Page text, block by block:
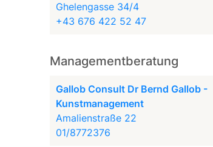
Ghelengasse 34/4
+43 676 422 52 47
Managementberatung
Gallob Consult Dr Bernd Gallob -
Kunstmanagement
Amalienstraße 22
01/8772376